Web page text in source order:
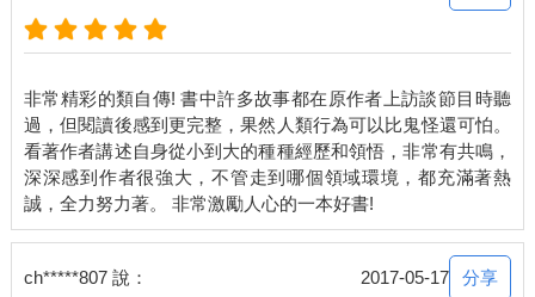
非常精彩的類自傳! 書中許多故事都在原作者上訪談節目時聽
過，但閱讀後感到更完整，果然人類行為可以比鬼怪還可怕。
看著作者講述自身從小到大的種種經歷和領悟，非常有共鳴，
深深感到作者很強大，不管走到哪個領域環境，都充滿著熱
ch*****807 說： 2017-05-17 分享